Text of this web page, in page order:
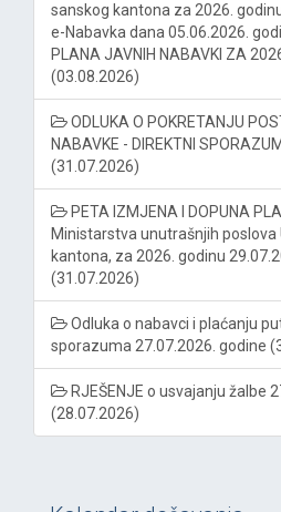
sanskog kantona za 2026.
e-Nabavka dana 05.06.2026.
PLANA JAVNIH NABAVKI ZA
(03.08.2026)
ODLUKA O POKRETANJU
NABAVKE - DIREKTNI
(31.07.2026)
PETA IZMJENA I DOPUNA
Ministarstva unutrašnjih poslova
kantona, za 2026. godinu
(31.07.2026)
Odluka o nabavci i plaćanju
sporazuma 27.07.2026. godine
RJEŠENJE o usvajanju žalbe
(28.07.2026)